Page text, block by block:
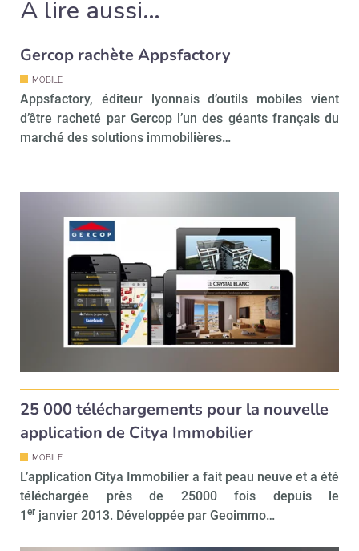
À lire aussi…
Gercop rachète Appsfactory
MOBILE
Appsfactory, éditeur lyonnais d’outils mobiles vient
d’être racheté par Gercop l’un des géants français du
marché des solutions immobilières…
25 000 téléchargements pour la nouvelle
application de Citya Immobilier
MOBILE
L’application Citya Immobilier a fait peau neuve et a été
téléchargée près de 25000 fois depuis le
1 er janvier 2013. Développée par Geoimmo…
Non merci, je reçois déjà
Je déciderai plus